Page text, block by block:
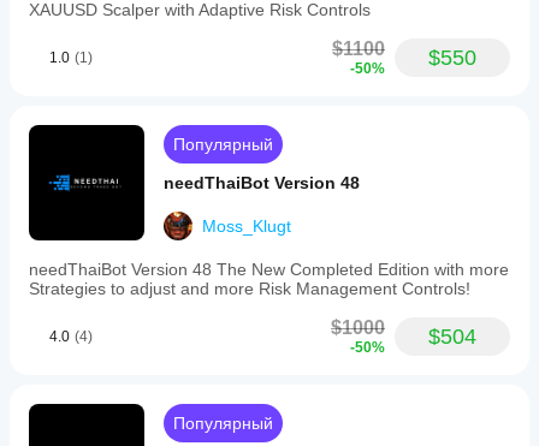
Тестирование
собственной
условиях.
XAUUSD Scalper with Adaptive Risk Controls
1.0 (1) $1100
-50% $550
Популярный
needThaiBot Version 48
Moss_Klugt
needThaiBot Version 48 The New Completed Edition with more
Strategies to adjust and more Risk Management Controls!
4.0 (4) $1000
-50% $504
Популярный